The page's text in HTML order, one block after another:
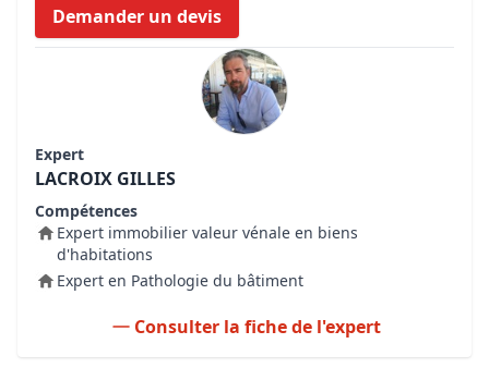
Demander un devis
Expert
LACROIX GILLES
Compétences
Expert immobilier valeur vénale en biens
d'habitations
Expert en Pathologie du bâtiment
Consulter la fiche de l'expert